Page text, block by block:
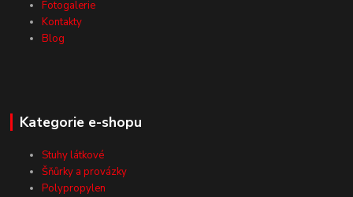
Fotogalerie
Kontakty
Blog
Kategorie e-shopu
Stuhy látkové
Šňůrky a provázky
Polypropylen